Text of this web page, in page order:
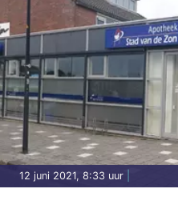
12 juni 2021, 8:33 uur